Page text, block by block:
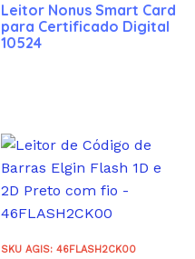
Leitor Nonus Smart Card
para Certificado Digital
10524
SKU AGIS: 46FLASH2CK00